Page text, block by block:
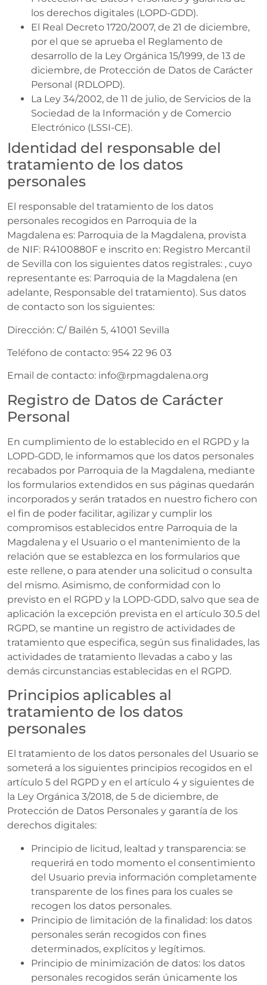
los derechos digitales (LOPD-GDD).
El Real Decreto 1720/2007, de 21 de diciembre,
por el que se aprueba el Reglamento de
desarrollo de la Ley Orgánica 15/1999, de 13 de
diciembre, de Protección de Datos de Carácter
Personal (RDLOPD).
La Ley 34/2002, de 11 de julio, de Servicios de la
Sociedad de la Información y de Comercio
Electrónico (LSSI-CE).
Identidad del responsable del
tratamiento de los datos
personales
El responsable del tratamiento de los datos
personales recogidos en Parroquia de la
Magdalena es: Parroquia de la Magdalena, provista
de NIF: R4100880F e inscrito en: Registro Mercantil
de Sevilla con los siguientes datos registrales: , cuyo
representante es: Parroquia de la Magdalena (en
adelante, Responsable del tratamiento). Sus datos
de contacto son los siguientes:
Dirección: C/ Bailén 5, 41001 Sevilla
Teléfono de contacto: 954 22 96 03
Email de contacto: info@rpmagdalena.org
Registro de Datos de Carácter
Personal
En cumplimiento de lo establecido en el RGPD y la
LOPD-GDD, le informamos que los datos personales
recabados por Parroquia de la Magdalena, mediante
los formularios extendidos en sus páginas quedarán
incorporados y serán tratados en nuestro fichero con
el fin de poder facilitar, agilizar y cumplir los
compromisos establecidos entre Parroquia de la
Magdalena y el Usuario o el mantenimiento de la
relación que se establezca en los formularios que
este rellene, o para atender una solicitud o consulta
del mismo. Asimismo, de conformidad con lo
previsto en el RGPD y la LOPD-GDD, salvo que sea de
aplicación la excepción prevista en el artículo 30.5 del
RGPD, se mantine un registro de actividades de
tratamiento que especifica, según sus finalidades, las
actividades de tratamiento llevadas a cabo y las
demás circunstancias establecidas en el RGPD.
Principios aplicables al
tratamiento de los datos
personales
El tratamiento de los datos personales del Usuario se
someterá a los siguientes principios recogidos en el
artículo 5 del RGPD y en el artículo 4 y siguientes de
la Ley Orgánica 3/2018, de 5 de diciembre, de
Protección de Datos Personales y garantía de los
derechos digitales:
Principio de licitud, lealtad y transparencia: se
requerirá en todo momento el consentimiento
del Usuario previa información completamente
transparente de los fines para los cuales se
recogen los datos personales.
Principio de limitación de la finalidad: los datos
personales serán recogidos con fines
determinados, explícitos y legítimos.
Principio de minimización de datos: los datos
personales recogidos serán únicamente los